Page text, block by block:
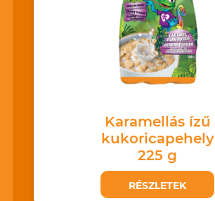
Karamellás ízű
kukoricapehely
225 g
RÉSZLETEK